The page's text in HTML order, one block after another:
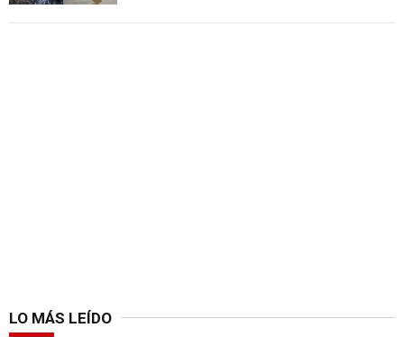
LO MÁS LEÍDO